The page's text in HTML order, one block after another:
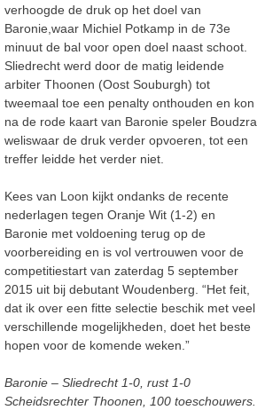
verhoogde de druk op het doel van
Baronie,waar Michiel Potkamp in de 73e
minuut de bal voor open doel naast schoot.
Sliedrecht werd door de matig leidende
arbiter Thoonen (Oost Souburgh) tot
tweemaal toe een penalty onthouden en kon
na de rode kaart van Baronie speler Boudzra
weliswaar de druk verder opvoeren, tot een
treffer leidde het verder niet.
Kees van Loon kijkt ondanks de recente
nederlagen tegen Oranje Wit (1-2) en
Baronie met voldoening terug op de
voorbereiding en is vol vertrouwen voor de
competitiestart van zaterdag 5 september
2015 uit bij debutant Woudenberg. “Het feit,
dat ik over een fitte selectie beschik met veel
verschillende mogelijkheden, doet het beste
hopen voor de komende weken.”
Baronie – Sliedrecht 1-0, rust 1-0
Scheidsrechter Thoonen, 100 toeschouwers.